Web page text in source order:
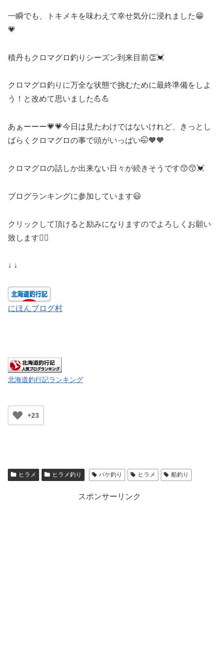
一瞬でも、トキメキを味わえて幸せ気分に浸れました😁
💗
積丹もクロマグロ釣りシーズン到来目前👏💓
クロマグロ釣りに万全な状態で挑むために最終準備をしよ
う！と改めて思いました💪💪
あぁーーー💗💗今日は見たわけではないけれど、きっとし
ばらくクロマグロの事で頭がいっぱい🤭🧡🧡
クロマグロの話しか出来ない日々が続きそうです😙😙💓
ブログランキングに参加しています😃
クリックして頂けると励みになりますのでよろしくお願い
致します🙇‍♀️
↓ ↓
にほんブログ村
北海道釣行記ランキング
+23
ヒラメ ヒラメ釣り バケ釣り ヒラメ 船釣り
スポンサーリンク